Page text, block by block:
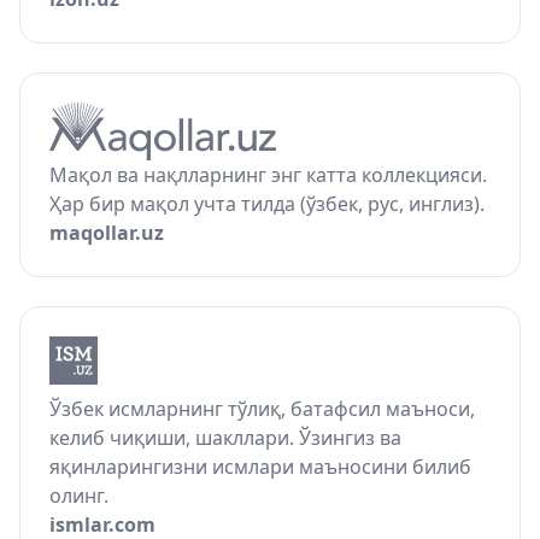
Мақол ва нақлларнинг энг катта коллекцияси.
Ҳар бир мақол учта тилда (ўзбек, рус, инглиз).
maqollar.uz
Ўзбек исмларнинг тўлиқ, батафсил маъноси,
келиб чиқиши, шакллари. Ўзингиз ва
яқинларингизни исмлари маъносини билиб
олинг.
ismlar.com